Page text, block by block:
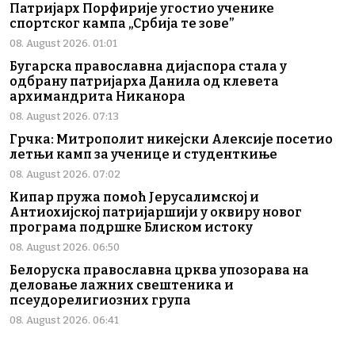
Патријарх Порфирије угостио ученике
спортског кампа „Србија те зове”
08. August 2026. 01:01
Бугарска православна дијаспора стала у
одбрану патријарха Данила од клевета
архимандрита Никанора
08. August 2026. 07:13
Грчка: Митрополит никејски Алексије посетио
летњи камп за ученице и студенткиње
08. August 2026. 07:02
Кипар пружа помоћ Јерусалимској и
Антиохијској патријаршији у оквиру новог
програма подршке Блиском истоку
08. August 2026. 06:50
Белоруска православна црква упозорава на
деловање лажних свештеника и
псеудорелигиозних група
08. August 2026. 06:41